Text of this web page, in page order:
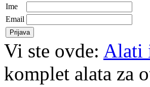
Ime
Email
Vi ste ovde: Alati
komplet alata za